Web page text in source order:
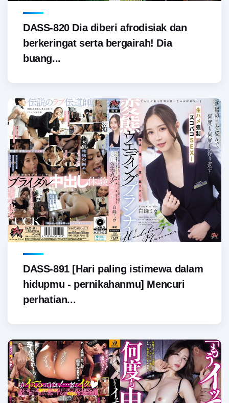
DASS-820 Dia diberi afrodisiak dan
berkeringat serta bergairah! Dia
buang...
DASS-891 [Hari paling istimewa dalam
hidupmu - pernikahanmu] Mencuri
perhatian...